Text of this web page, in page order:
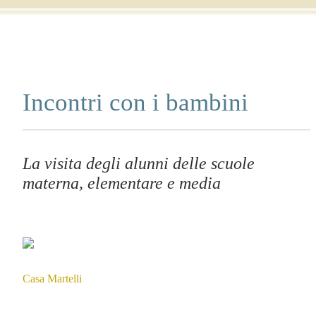
Incontri con i bambini
La visita degli alunni delle scuole
materna, elementare e media
Casa Martelli